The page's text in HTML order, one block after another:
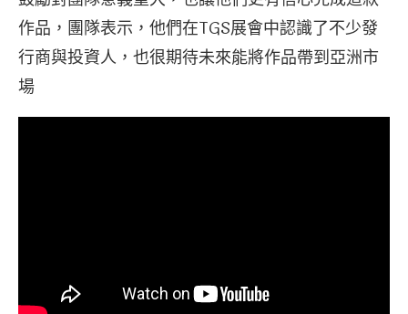
作品，團隊表示，他們在TGS展會中認識了不少發
行商與投資人，也很期待未來能將作品帶到亞洲市
場